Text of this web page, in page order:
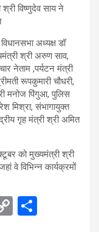
अध्यक्ष डॉ
श्री अरुण साव,
नेताम ,पर्यटन मंत्री
रूपकुमारी चौधरी,
मनोज पिंगुआ, पुलिस
मिश्रा, संभागायुक्त
गृह मंत्री श्री अमित
को मुख्यमंत्री श्री
वे विभिन्न कार्यक्रमों
C